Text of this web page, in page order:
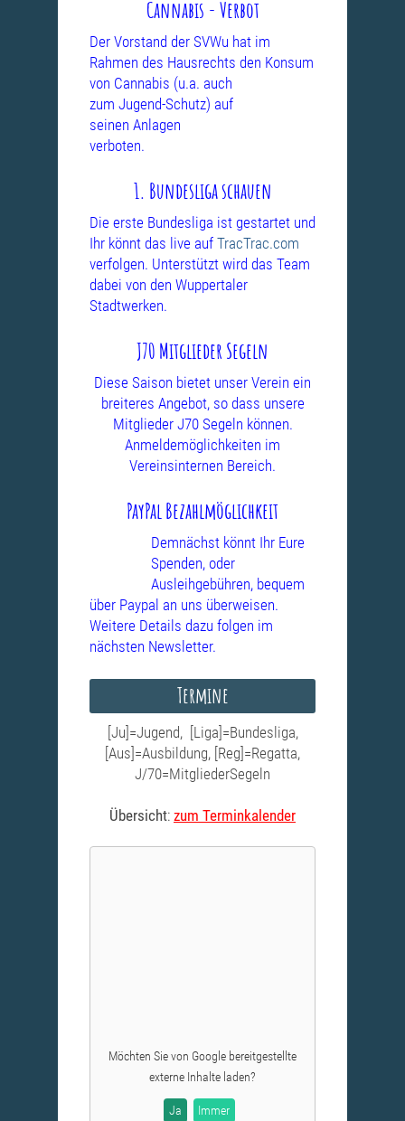
Cannabis - Verbot
Der Vorstand der SVWu hat im
Rahmen des Hausrechts den Konsum
von Cannabis (u.a. auch
zum Jugend-Schutz) auf
seinen Anlagen
verboten.
1. Bundesliga schauen
Die erste Bundesliga ist gestartet und
Ihr könnt das live auf TracTrac.com
verfolgen. Unterstützt wird das Team
dabei von den Wuppertaler
Stadtwerken.
J70 Mitglieder Segeln
Diese Saison bietet unser Verein ein
breiteres Angebot, so dass unsere
Mitglieder J70 Segeln können.
Anmeldemöglichkeiten im
Vereinsinternen Bereich.
PayPal Bezahlmöglichkeit
Demnächst könnt Ihr Eure
Spenden, oder
Ausleihgebühren, bequem
über Paypal an uns überweisen.
Weitere Details dazu folgen im
nächsten Newsletter.
Termine
[Ju]=Jugend, [Liga]=Bundesliga,
[Aus]=Ausbildung, [Reg]=Regatta,
J/70=MitgliederSegeln
Übersicht: zum Terminkalender
Möchten Sie von Google bereitgestellte
externe Inhalte laden?
Ja Immer